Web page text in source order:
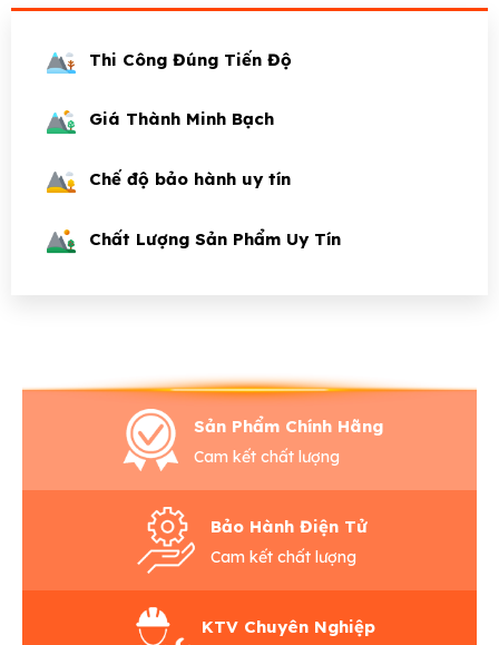
Thi Công Đúng Tiến Độ
Giá Thành Minh Bạch
Chế độ bảo hành uy tín
Chất Lượng Sản Phẩm Uy Tín
Sản Phẩm Chính Hãng
Cam kết chất lượng
Bảo Hành Điện Tử
Cam kết chất lượng
KTV Chuyên Nghiệp